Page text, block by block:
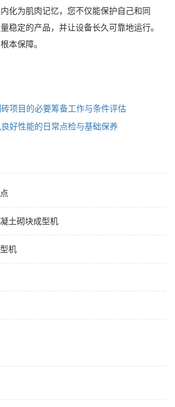
化为肌肉记忆，您不仅能保护自己和同
稳定的产品，并让设备长久可靠地运行。
本保障。
项目的必要筹备工作与条件评估
好性能的日常点检与基础保养
土砌块成型机
机